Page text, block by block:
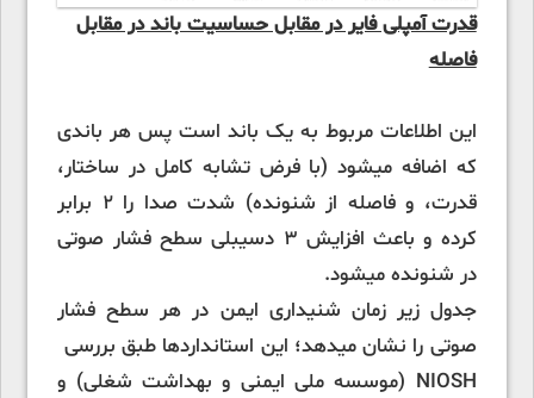
قدرت آمپلی فایر در مقابل حساسیت باند در مقابل
فاصله
این اطلاعات مربوط به یک باند است پس هر باندی
که اضافه میشود (با فرض تشابه کامل در ساختار،
قدرت، و فاصله از شنونده) شدت صدا را 2 برابر
کرده و باعث افزایش 3 دسیبلی سطح فشار صوتی
در شنونده میشود.
جدول زیر زمان شنیداری ایمن در هر سطح فشار
صوتی را نشان میدهد؛ این استانداردها طبق بررسی
NIOSH (موسسه ملی ایمنی و بهداشت شغلی) و